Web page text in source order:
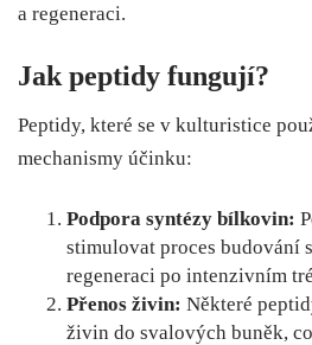
a regeneraci.
Jak peptidy fungují?
Peptidy, které se v kulturistice
mechanismy účinku:
Podpora syntézy bílkovin:
stimulovat proces budování
regeneraci po intenzivním
Přenos živin: Některé
živin do svalových buněk,